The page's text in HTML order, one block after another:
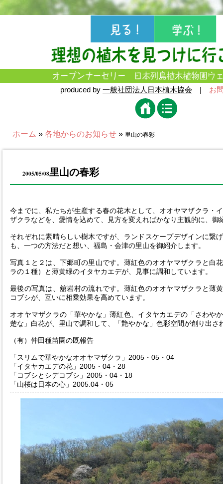
produced by 一般社団法人日本植木協会 | お
ホーム » 各地からのお知らせ » 里山の春彩
2005/05/08里山の春彩
今までに、私たちが生産する春の花木として、オオヤマザクラ・
ザクラなどを、愛情を込めて、見方を変えればかなり主観的に、御
それぞれに素晴らしい樹木ですが、ランドスケープデザインに繋
も、一つの方法だと想い、福島・会津の里山を御紹介します。
写真１と２は、下郷町の里山です。薄紅色のオオヤマザクラと白
ラの１種）と薄黄緑のイタヤカエデが、見事に調和しています。
最後の写真は、舘岩村の流れです。薄紅色のオオヤマザクラと薄
コブシが、互いに相乗効果を高めています。
オオヤマザクラの「華やかな」薄紅色、イタヤカエデの「さわや
楚な」白花が、里山で調和して、「艶やかな」色彩空間が創り出さ
（有）仲田種苗園の既報告
「スリムで華やかなオオヤマザクラ」2005・05・04
「イタヤカエデの花」2005・04・28
「コブシとシデコブシ」2005・04・18
「山桜は日本の心」2005.04・05